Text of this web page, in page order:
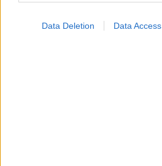
Data Deletion Data Access